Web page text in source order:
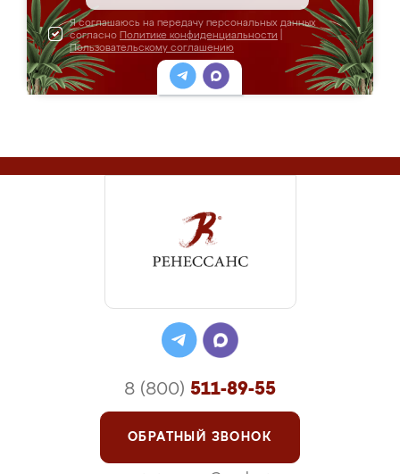
Я соглашаюсь на передачу персональных данных
согласно Политике конфиденциальности
Пользовательскому соглашению
8 (800) 511-89-55
ОБРАТНЫЙ ЗВОНОК